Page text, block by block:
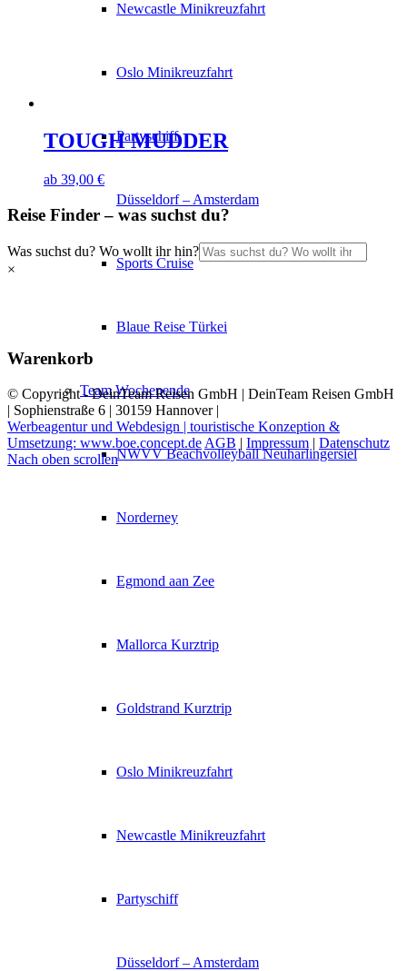
Newcastle Minikreuzfahrt
Oslo Minikreuzfahrt
Partyschiff
Düsseldorf – Amsterdam
Sports Cruise
Blaue Reise Türkei
Team Wochenende
NWVV Beachvolleyball Neuharlingersiel
Norderney
Egmond aan Zee
Mallorca Kurztrip
Goldstrand Kurztrip
Oslo Minikreuzfahrt
Newcastle Minikreuzfahrt
Partyschiff
Düsseldorf – Amsterdam
TOUGH MUDDER
ab 39,00 €
Reise Finder – was suchst du?
Was suchst du? Wo wollt ihr hin?
×
Warenkorb
© Copyright - DeinTeam Reisen GmbH | DeinTeam Reisen GmbH
| Sophienstraße 6 | 30159 Hannover |
Werbeagentur und Webdesign | touristische Konzeption &
Umsetzung: www.boe.concept.de AGB | Impressum | Datenschutz
Nach oben scrollen